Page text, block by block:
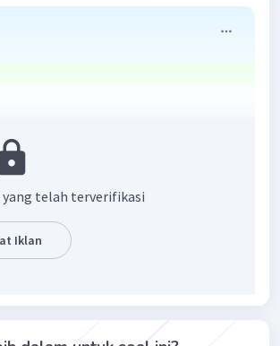
+ L A
yang telah terverifikasi
Iklan